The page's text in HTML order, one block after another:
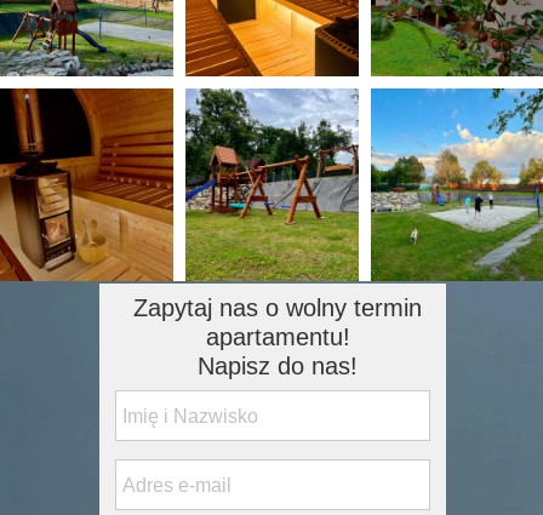
Zapytaj nas o wolny termin
apartamentu!
Napisz do nas!